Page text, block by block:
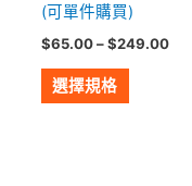
(可單件購買)
$65.00 – $249.00
選擇規格
產